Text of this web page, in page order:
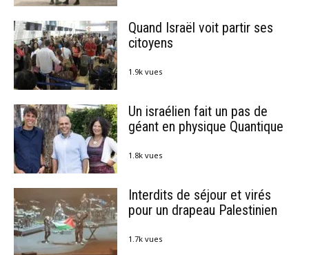
Quand Israël voit partir ses
citoyens
1.9k vues
Un israélien fait un pas de
géant en physique Quantique
1.8k vues
Interdits de séjour et virés
pour un drapeau Palestinien
1.7k vues